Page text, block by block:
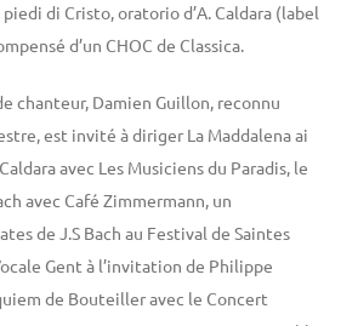
di Cristo, oratorio d’A. Caldara (label
d’un CHOC de Classica.
chanteur, Damien Guillon, reconnu
est invité à diriger La Maddalena ai
avec Les Musiciens du Paradis, le
avec Café Zimmermann, un
de J.S Bach au Festival de Saintes
Gent à l’invitation de Philippe
de Bouteiller avec le Concert